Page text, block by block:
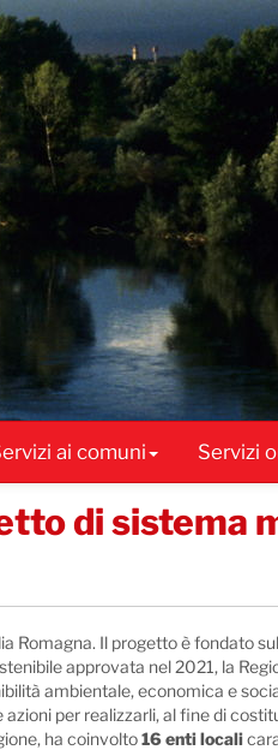
ai comuni Servizi
di sistema
Romagna. Il progetto è fondato
approvata nel 2021, la
ambientale, economica e
per realizzarli, al fine di
ha coinvolto16 enti locali